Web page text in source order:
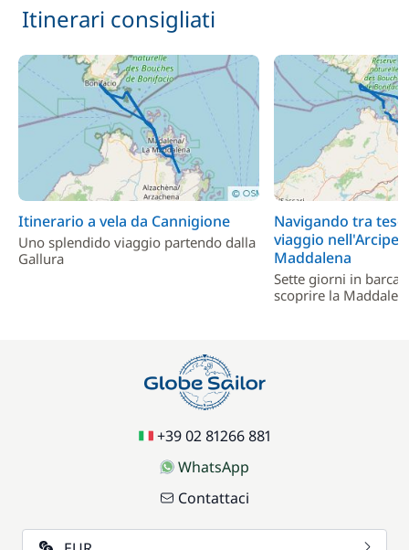
Itinerari consigliati
Itinerario a vela da Cannigione
Uno splendido viaggio partendo dalla
Gallura
Navigando tra
viaggio
Maddalena
Sette giorni in barca
scoprire la
+39 02 81266 881
WhatsApp
Contattaci